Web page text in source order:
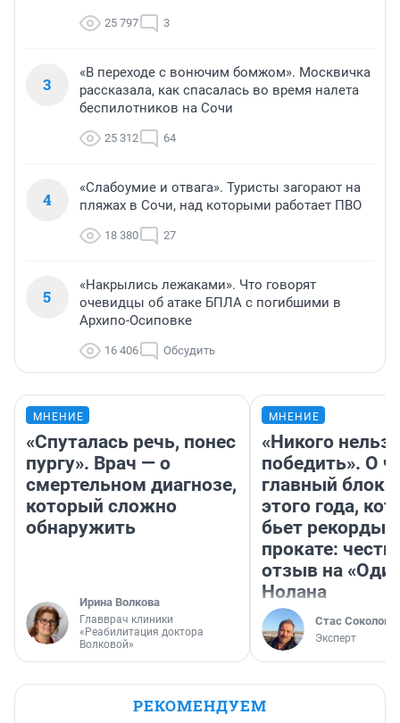
25 797 3
3
«В переходе с вонючим бомжом». Москвичка
рассказала, как спасалась во время налета
беспилотников на Сочи
25 312 64
4
«Слабоумие и отвага». Туристы загорают на
пляжах в Сочи, над которыми работает ПВО
18 380 27
5
«Накрылись лежаками». Что говорят
очевидцы об атаке БПЛА с погибшими в
Архипо-Осиповке
16 406 Обсудить
МНЕНИЕ
«Спуталась речь, понес
пургу». Врач — о
смертельном диагнозе,
который сложно
обнаружить
Ирина Волкова
Главврач клиники
«Реабилитация доктора
Волковой»
МНЕНИЕ
«Никого нельзя
победить». О
главный
этого года,
бьет рекорды в
прокате:
отзыв на
Нолана
Стас Соколов
Эксперт
РЕКОМЕНДУЕМ